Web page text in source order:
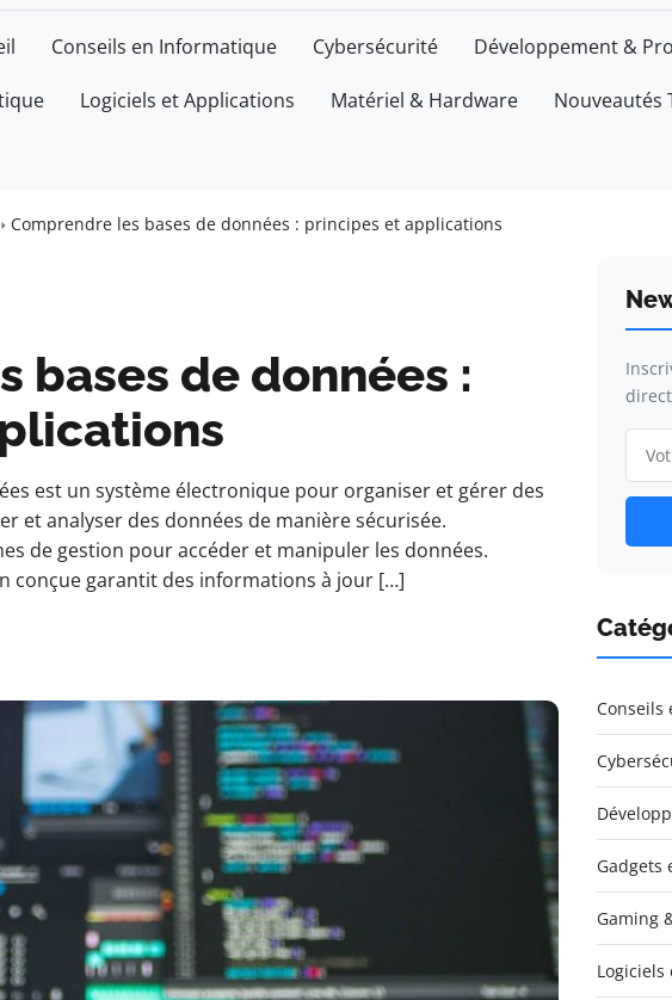
Conseils en Informatique Cybersécurité Développement &
Logiciels et Applications Matériel & Hardware Nouveautés
Comprendre les bases de données : principes et applications
bases de données :
est un système électronique pour organiser et gérer des
et analyser des données de manière sécurisée.
de gestion pour accéder et manipuler les données.
conçue garantit des informations à jour […]
Conseils
Gadgets
Gaming